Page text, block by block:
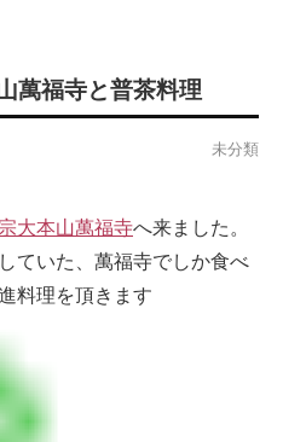
萬福寺と普茶料理
未分類
大本山萬福寺へ来ました。
ていた、萬福寺でしか食べ
料理を頂きます